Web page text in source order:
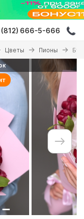
(812) 666-5-666
Цветы Пионы